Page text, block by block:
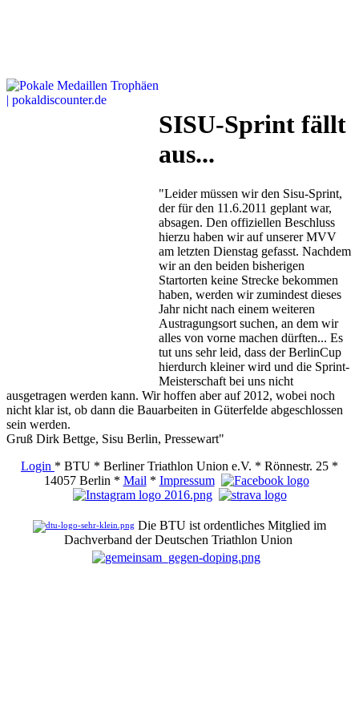
SISU-Sprint fällt
aus...
"Leider müssen wir den Sisu-Sprint,
der für den 11.6.2011 geplant war,
absagen. Den offiziellen Beschluss
hierzu haben wir auf unserer MVV
am letzten Dienstag gefasst. Nachdem
wir an den beiden bisherigen
Startorten keine Strecke bekommen
haben, werden wir zumindest dieses
Jahr nicht nach einem weiteren
Austragungsort suchen, an dem wir
alles von vorne machen dürften... Es
tut uns sehr leid, dass der BerlinCup
hierdurch kleiner wird und die Sprint-
Meisterschaft bei uns nicht
ausgetragen werden kann. Wir hoffen aber auf 2012, wobei noch
nicht klar ist, ob dann die Bauarbeiten in Güterfelde abgeschlossen
sein werden.
Gruß Dirk Bettge, Sisu Berlin, Pressewart"
Login * BTU * Berliner Triathlon Union e.V. * Rönnestr. 25 *
14057 Berlin * Mail * Impressum
Die BTU ist ordentliches Mitglied im
Dachverband der Deutschen Triathlon Union